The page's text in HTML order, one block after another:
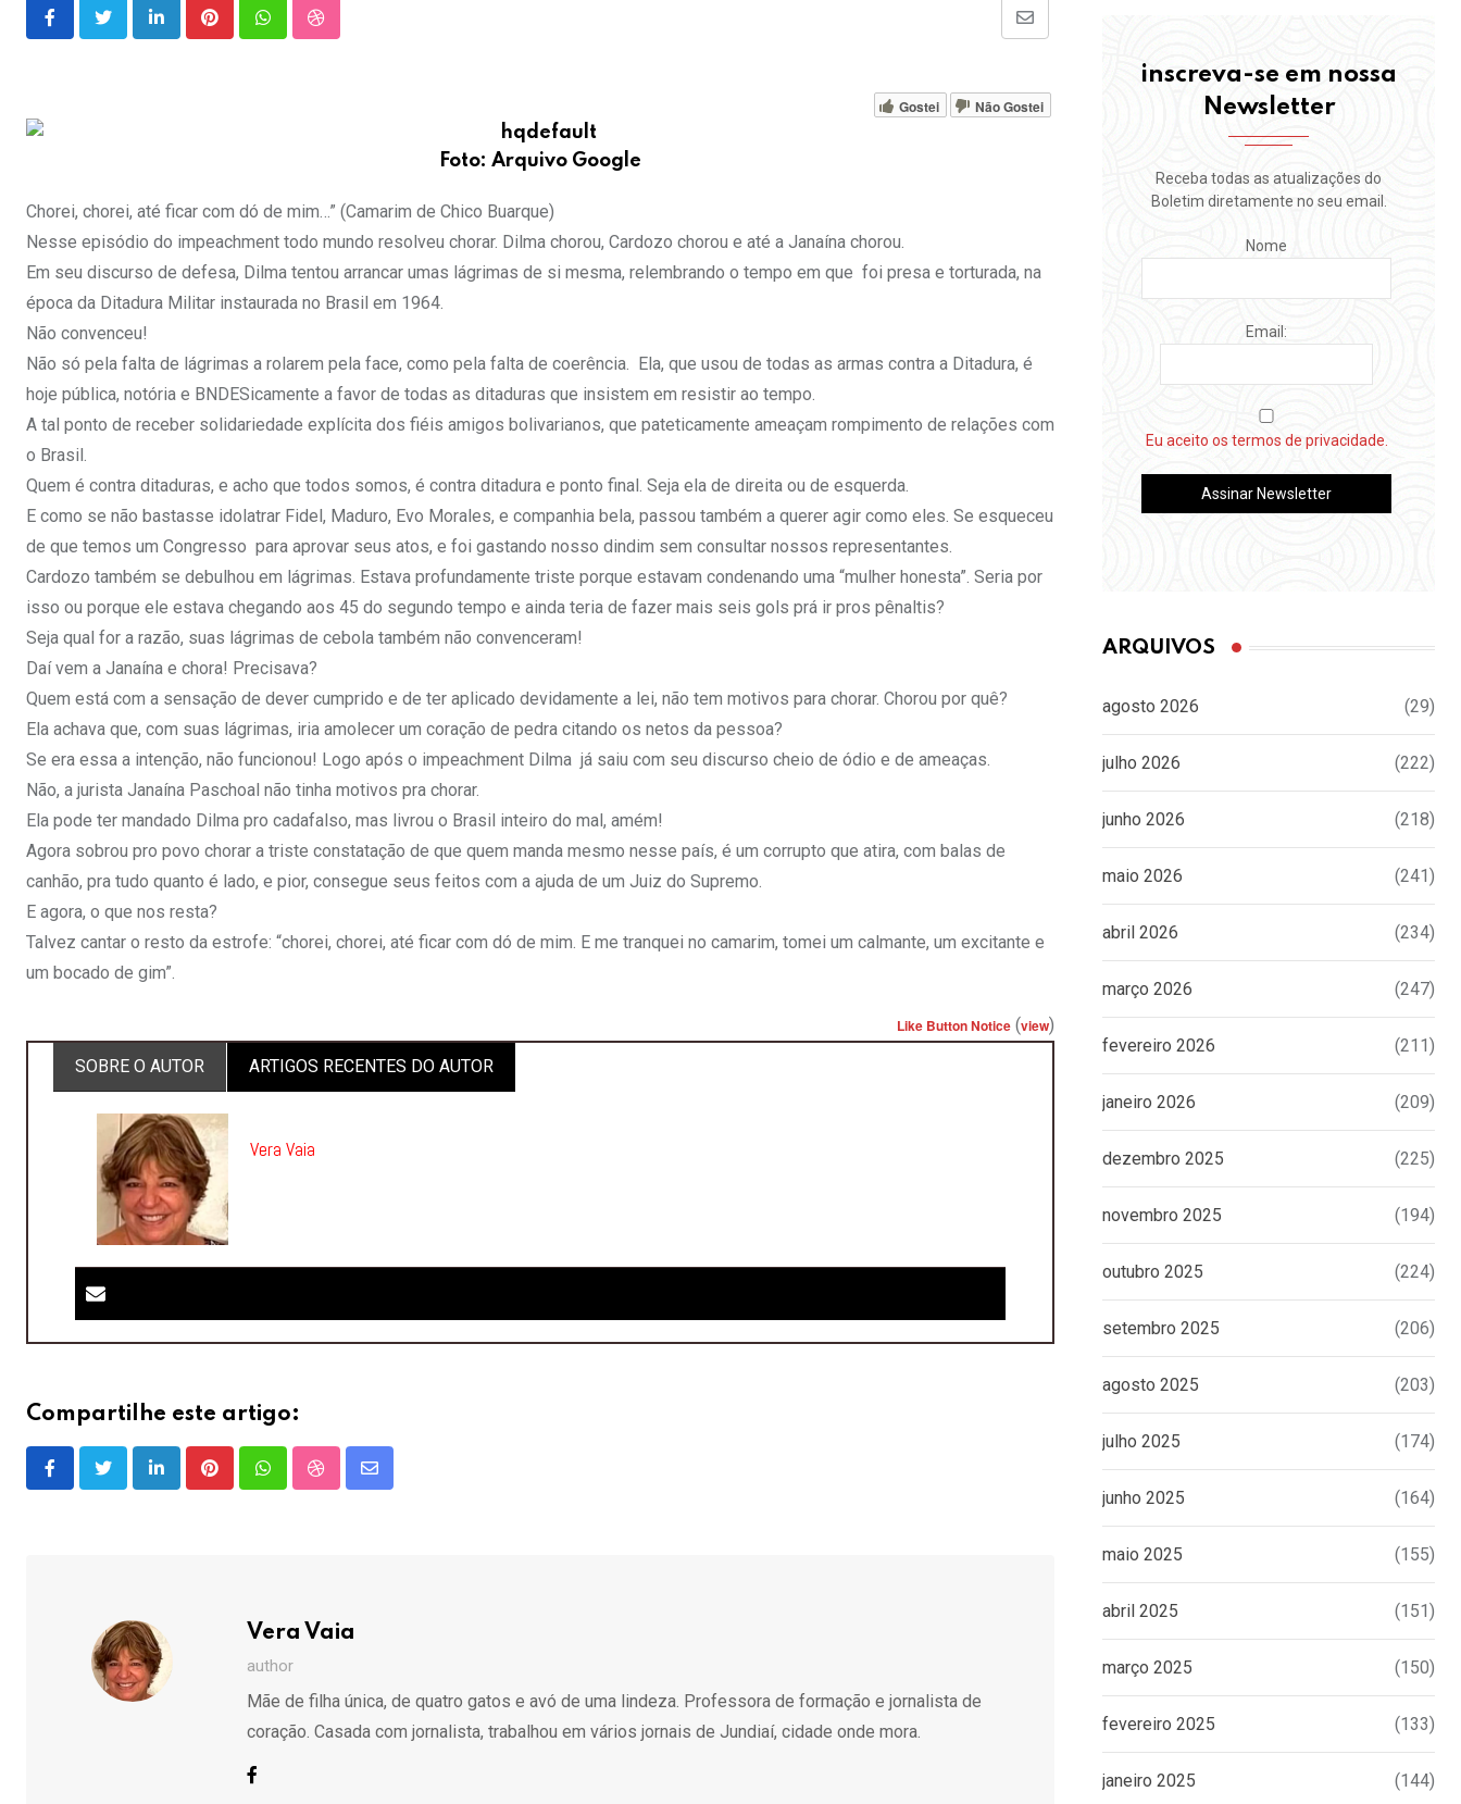
LinkedInPinterestWhatsappStumbleUpon
Share
Email
Gostei Não Gostei
Foto: Arquivo Google
Chorei, chorei, até ficar com dó de mim…” (Camarim de Chico Buarque)
Nesse episódio do impeachment todo mundo resolveu chorar. Dilma chorou, Cardozo chorou e até a Janaína chorou.
Em seu discurso de defesa, Dilma tentou arrancar umas lágrimas de si mesma, relembrando o tempo em que foi presa e torturada, na
época da Ditadura Militar instaurada no Brasil em 1964.
Não convenceu!
Não só pela falta de lágrimas a rolarem pela face, como pela falta de coerência. Ela, que usou de todas as armas contra a Ditadura, é
hoje pública, notória e BNDESicamente a favor de todas as ditaduras que insistem em resistir ao tempo.
A tal ponto de receber solidariedade explícita dos fiéis amigos bolivarianos, que pateticamente ameaçam rompimento de relações com
o Brasil.
Quem é contra ditaduras, e acho que todos somos, é contra ditadura e ponto final. Seja ela de direita ou de esquerda.
E como se não bastasse idolatrar Fidel, Maduro, Evo Morales, e companhia bela, passou também a querer agir como eles. Se esqueceu
de que temos um Congresso para aprovar seus atos, e foi gastando nosso dindim sem consultar nossos representantes.
Cardozo também se debulhou em lágrimas. Estava profundamente triste porque estavam condenando uma “mulher honesta”. Seria por
isso ou porque ele estava chegando aos 45 do segundo tempo e ainda teria de fazer mais seis gols prá ir pros pênaltis?
Seja qual for a razão, suas lágrimas de cebola também não convenceram!
Daí vem a Janaína e chora! Precisava?
Quem está com a sensação de dever cumprido e de ter aplicado devidamente a lei, não tem motivos para chorar. Chorou por quê?
Ela achava que, com suas lágrimas, iria amolecer um coração de pedra citando os netos da pessoa?
Se era essa a intenção, não funcionou! Logo após o impeachment Dilma já saiu com seu discurso cheio de ódio e de ameaças.
Não, a jurista Janaína Paschoal não tinha motivos pra chorar.
Ela pode ter mandado Dilma pro cadafalso, mas livrou o Brasil inteiro do mal, amém!
Agora sobrou pro povo chorar a triste constatação de que quem manda mesmo nesse país, é um corrupto que atira, com balas de
canhão, pra tudo quanto é lado, e pior, consegue seus feitos com a ajuda de um Juiz do Supremo.
E agora, o que nos resta?
Talvez cantar o resto da estrofe: “chorei, chorei, até ficar com dó de mim. E me tranquei no camarim, tomei um calmante, um excitante e
um bocado de gim”.
Like Button Notice (view)
SOBRE O AUTOR
ARTIGOS RECENTES DO AUTOR
Vera Vaia
Compartilhe este artigo:
LinkedInPinterestWhatsappStumbleUpon
Share
Vera Vaia
author
Mãe de filha única, de quatro gatos e avó de uma lindeza. Professora de formação e jornalista de
coração. Casada com jornalista, trabalhou em vários jornais de Jundiaí, cidade onde mora.
inscreva-se em nossa
Newsletter
Receba todas as atualizações do
Boletim diretamente no seu email.
Nome
Email:
Eu aceito os termos de privacidade.
ARQUIVOS
agosto 2026 (29)
julho 2026 (222)
junho 2026 (218)
maio 2026 (241)
abril 2026 (234)
março 2026 (247)
fevereiro 2026 (211)
janeiro 2026 (209)
dezembro 2025 (225)
novembro 2025 (194)
outubro 2025 (224)
setembro 2025 (206)
agosto 2025 (203)
julho 2025 (174)
junho 2025 (164)
maio 2025 (155)
abril 2025 (151)
março 2025 (150)
fevereiro 2025 (133)
janeiro 2025 (144)